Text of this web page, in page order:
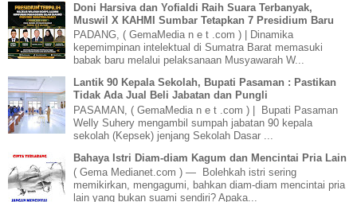
Doni Harsiva dan Yofialdi Raih Suara Terbanyak,
Muswil X KAHMI Sumbar Tetapkan 7 Presidium Baru
PADANG, ( GemaMedia n e t .com ) | Dinamika
kepemimpinan intelektual di Sumatra Barat memasuki
babak baru melalui pelaksanaan Musyawarah W...
Lantik 90 Kepala Sekolah, Bupati Pasaman : Pastikan
Tidak Ada Jual Beli Jabatan dan Pungli
PASAMAN, ( GemaMedia n e t .com ) | Bupati Pasaman
Welly Suhery mengambil sumpah jabatan 90 kepala
sekolah (Kepsek) jenjang Sekolah Dasar ...
Bahaya Istri Diam-diam Kagum dan Mencintai Pria Lain
( Gema Medianet.com ) — Bolehkah istri sering
memikirkan, mengagumi, bahkan diam-diam mencintai pria
lain yang bukan suami sendiri? Apaka...